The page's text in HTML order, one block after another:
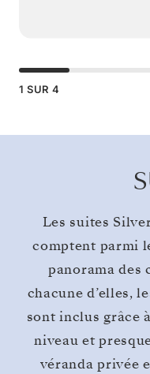
1 SUR 4
Les suites
comptent parmi
panorama des
chacune d’elles,
sont inclus grâce
niveau et
véranda privée